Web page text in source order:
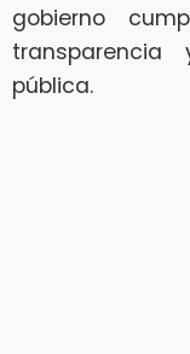
gobierno
pública.